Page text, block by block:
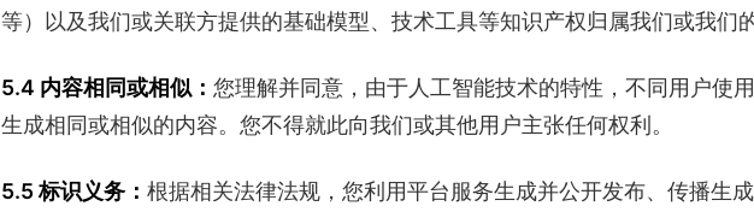
等）以及我们或关联方提供的基础模型、技术工具等知识产权归属我们或我们的
5.4 内容相同或相似： 您理解并同意，由于人工智能技术的特性，不同用户使
生成相同或相似的内容。您不得就此向我们或其他用户主张任何权利。
5.5 标识义务： 根据相关法律法规，您利用平台服务生成并公开发布、传播生